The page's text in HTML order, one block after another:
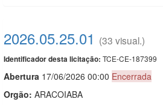
2026.05.25.01 (33 visual.)
Identificador desta licitação: TCE-CE-187399
Abertura 17/06/2026 00:00 Encerrada
Orgão: ARACOIABA